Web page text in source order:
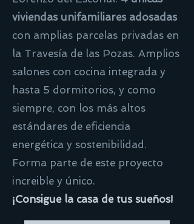
viviendas unifamiliares adosadas
con amplias parcelas privadas en
la Travesía de las Pozas. Amplios
salones con cocina integrada y
hasta 5 dormitorios, y como
siempre, con los más altos
estándares de eficiencia
energética y sostenibilidad.
Forma parte de este proyecto
increible y único.
¡Consigue la casa de tus sueños!